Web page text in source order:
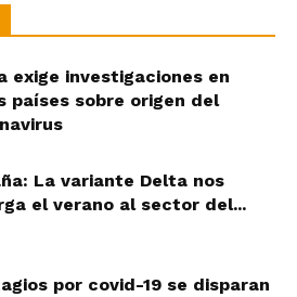
exige investigaciones en
países sobre origen del
La variante Delta nos
el verano al sector del...
por covid-19 se disparan